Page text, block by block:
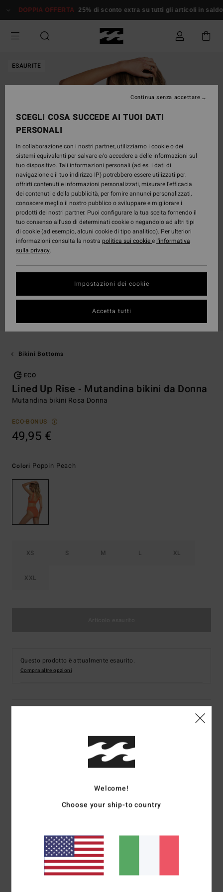
alle
prodotto
DOPPIA OFFERTA 25% di sconto extra su tutti gli articoli in saldo*
ESAURITE
Bikini Bottoms
ECO
Lined Up Rise - Mutandina bikini da Donna
Mutandina bikini Rosa Donna
ECO-BONUS
49,95 €
Colori Poppin Peach
XS S M L XL
XXL
Questo prodotto è attualmente esaurito.
Compra altre opzioni
Mutandina bikini Rosa Donna
Codice colore
Copertura:copertura succinta
vita alta sopra l'ombelico
Chiusura:chiusura fissa
Marcatura:logo ricamato
Welcome!
Choose your ship-to country
SCEGLI COSA SUCCEDE AI TUOI DATI
PERSONALI
In collaborazione con i nostri partner, utilizziamo i cookie o dei
sistemi equivalenti per salvare e/o accedere a delle informazioni sul
tuo dispositivo. Tali informazioni personali (ad es. i dati di
navigazione e il tuo indirizzo IP) potrebbero essere utilizzati per:
offrirti contenuti e informazioni personalizzati, misurare l’efficacia
dei contenuti e della pubblicità, per fornire annunci personalizzati,
conoscere meglio il nostro pubblico o sviluppare e migliorare i
prodotti dei nostri partner. Puoi configurare la tua scelta fornendo il
tuo consenso all’uso di determinati cookie o negandolo ad altri tipi
di cookie (ad esempio, alcuni cookie di tipo analitico). Per ulteriori
informazioni consulta la nostra politica sui cookiee l'informativa
sulla privacy.
Impostazioni dei cookie
Continua senza accettare
Accetta tutti